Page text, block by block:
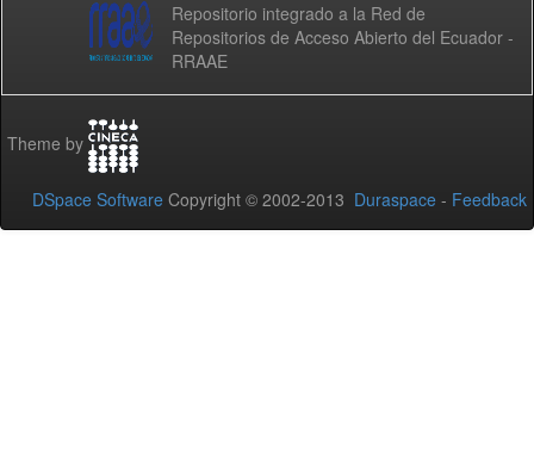
Repositorio integrado a la Red de
Repositorios de Acceso Abierto del Ecuador -
RRAAE
Theme by
DSpace Software Copyright © 2002-2013 Duraspace - Feedback